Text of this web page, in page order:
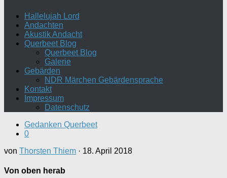
Hallelujah Lord
Andachten
Akustik Andacht
Querbeet Blog
Querbeet Blog
Galerie
Gebärden
NDR Märchen Gebärdensprache
Kontakt
Impressum
Datenschutz
Gedanken Querbeet
0
von Thorsten Thiem · 18. April 2018
Von oben herab